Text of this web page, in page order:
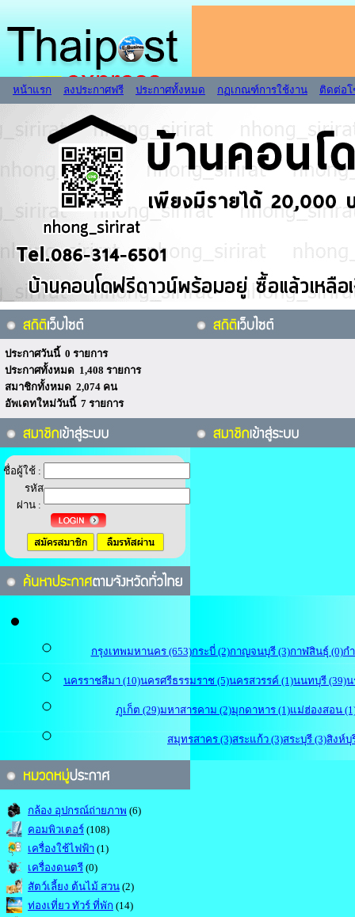
หน้าแรก ลงประกาศฟรี ประกาศทั้งหมด กฏเกณฑ์การใช้งาน ติดต่อ
ประกาศวันนี้ 0 รายการ
ประกาศทั้งหมด 1,408 รายการ
สมาชิกทั้งหมด 2,074 คน
อัพเดทใหม่วันนี้ 7 รายการ
ชื่อผู้ใช้ :
รหัส
ผ่าน :
กรุงเทพมหานคร (653)กระบี่ (2)กาญจนบุรี (3)กาฬสินธุ์ (0)ก
นครราชสีมา (10)นครศรีธรรมราช (5)นครสวรรค์ (1)นนทบุรี (39)น
ภูเก็ต (29)มหาสารคาม (2)มุกดาหาร (1)แม่ฮ่องสอน
สมุทรสาคร (3)สระแก้ว (3)สระบุรี (3)สิงห์บุ
กล้อง อุปกรณ์ถ่ายภาพ (6)
คอมพิวเตอร์ (108)
เครื่องใช้ไฟฟ้า (1)
เครื่องดนตรี (0)
สัตว์เลี้ยง ต้นไม้ สวน (2)
ท่องเที่ยว ทัวร์ ที่พัก (14)